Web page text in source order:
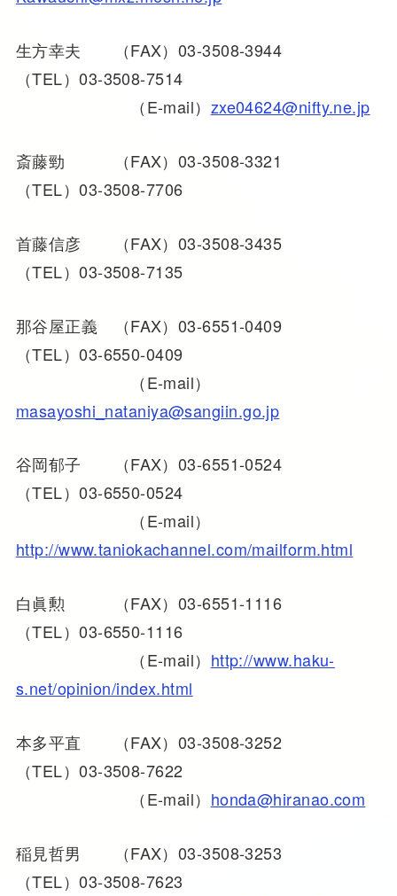
生方幸夫 （FAX）03-3508-3944
（TEL）03-3508-7514
（E-mail） zxe04624@nifty.ne.jp
斎藤勁 （FAX）03-3508-3321
（TEL）03-3508-7706
首藤信彦 （FAX）03-3508-3435
（TEL）03-3508-7135
那谷屋正義 （FAX）03-6551-0409
（TEL）03-6550-0409
（E-mail）
masayoshi_nataniya@sangiin.go.jp
谷岡郁子 （FAX）03-6551-0524
（TEL）03-6550-0524
（E-mail）
http://www.taniokachannel.com/mailform.html
白眞勲 （FAX）03-6551-1116
（TEL）03-6550-1116
（E-mail） http://www.haku-
s.net/opinion/index.html
本多平直 （FAX）03-3508-3252
（TEL）03-3508-7622
（E-mail） honda@hiranao.com
稲見哲男 （FAX）03-3508-3253
（TEL）03-3508-7623